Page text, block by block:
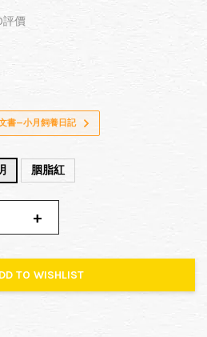
評價
書—小月飼養日記
胭脂紅
+
TO WISHLIST